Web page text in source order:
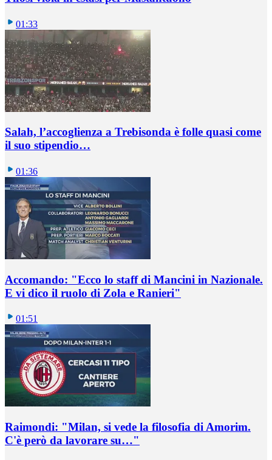
01:33
Salah, l’accoglienza a Trebisonda è folle quasi come
il suo stipendio…
01:36
Accomando: "Ecco lo staff di Mancini in Nazionale.
E vi dico il ruolo di Zola e Ranieri"
01:51
Raimondi: "Milan, si vede la filosofia di Amorim.
C'è però da lavorare su…"